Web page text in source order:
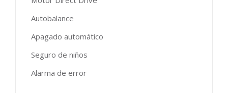
Autobalance
Apagado automático
Seguro de niños
Alarma de error